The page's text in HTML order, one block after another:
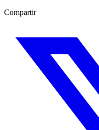
Compartir